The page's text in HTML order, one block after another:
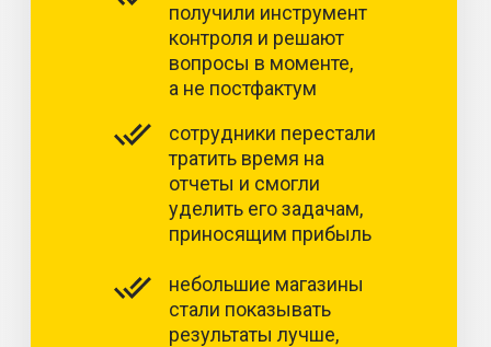
получили инструмент
контроля и решают
вопросы в моменте,
а не постфактум
сотрудники перестали
тратить время на
отчеты и смогли
уделить его задачам,
приносящим прибыль
небольшие магазины
стали показывать
результаты лучше,